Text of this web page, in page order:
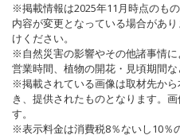
※掲載情報は2025年11月時点のも
内容が変更となっている場合があ
けください。
※自然災害の影響やその他諸事情
営業時間、植物の開花・見頃期間な
※掲載されている画像は取材先か
き、提供されたものとなります。
す。
※表示料金は消費税8％ないし10％